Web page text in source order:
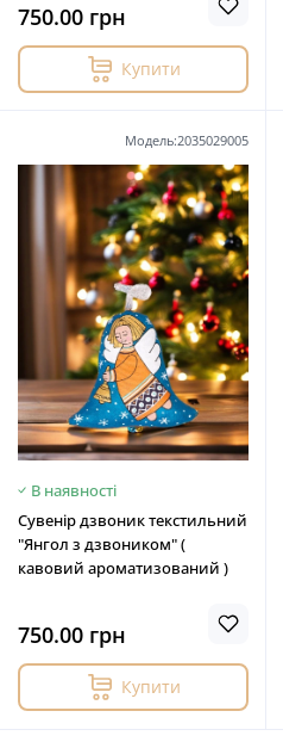
750.00 грн
Купити
Модель:2035029005
В наявності
Сувенір дзвоник текстильний
"Янгол з дзвоником" (
кавовий ароматизований )
750.00 грн
Купити